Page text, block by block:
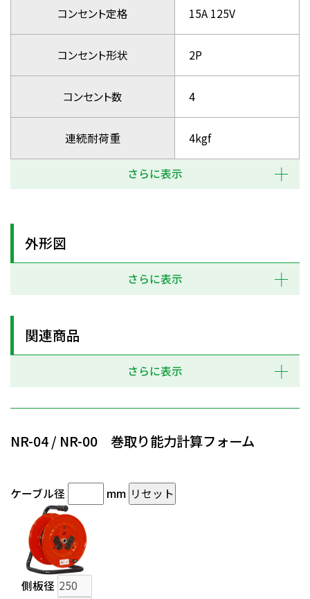
コンセント定格 15A 125V
コンセント形状 2P
コンセント数 4
連続耐荷重 4kgf
さらに表示
外形図
さらに表示
関連商品
さらに表示
NR-04 / NR-00 巻取り能力計算フォーム
ケーブル径 mm
側板径